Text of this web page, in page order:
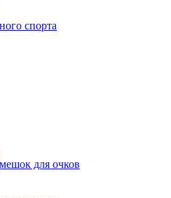
спорта
для очков